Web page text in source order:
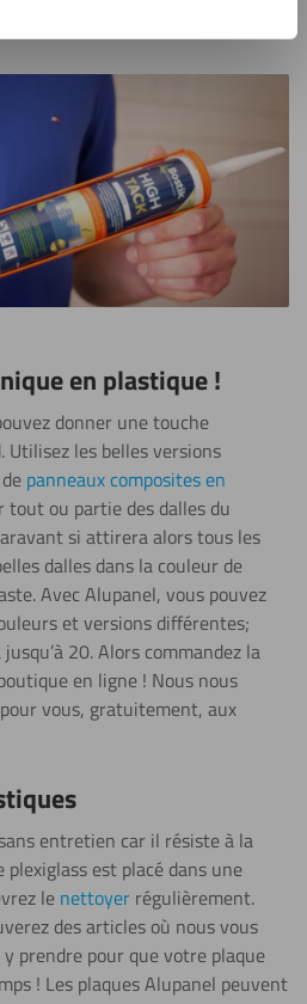
en plastique !
donner une touche
Utilisez les belles versions
panneaux composites en
tout ou partie des dalles du
si attirera alors tous les
dalles dans la couleur de
Avec Alupanel, vous pouvez
et versions différentes;
20. Alors commandez la
en ligne ! Nous nous
vous, gratuitement, aux
entretien car il résiste à la
plexiglass est placé dans une
le nettoyer régulièrement.
des articles où nous vous
prendre pour que votre plaque
! Les plaques Alupanel peuvent